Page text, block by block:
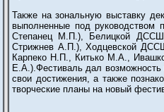
Также на зональную выставку
выполненные под
Степанец М.П.), Белицкой
Стрижнев А.П.), Ходцевской
Карпеко Н.П., Китько М.А.,
Е.А.).Фестиваль дал возможность
свои достижения, а также
творческие планы на новый